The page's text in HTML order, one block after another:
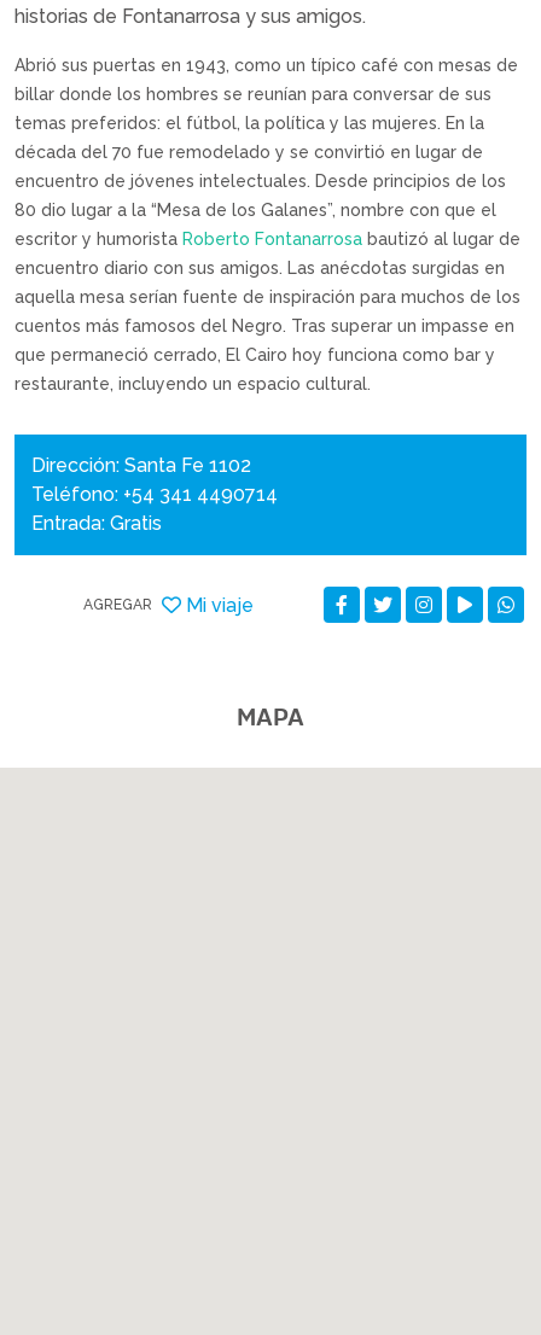
historias de Fontanarrosa y sus amigos.
Abrió sus puertas en 1943, como un típico café con mesas de
billar donde los hombres se reunían para conversar de sus
temas preferidos: el fútbol, la política y las mujeres. En la
década del 70 fue remodelado y se convirtió en lugar de
encuentro de jóvenes intelectuales. Desde principios de los
80 dio lugar a la “Mesa de los Galanes”, nombre con que el
escritor y humorista Roberto Fontanarrosa bautizó al lugar de
encuentro diario con sus amigos. Las anécdotas surgidas en
aquella mesa serían fuente de inspiración para muchos de los
cuentos más famosos del Negro. Tras superar un impasse en
que permaneció cerrado, El Cairo hoy funciona como bar y
restaurante, incluyendo un espacio cultural.
Dirección: Santa Fe 1102
Teléfono: +54 341 4490714
Entrada: Gratis
AGREGAR Mi viaje
MAPA